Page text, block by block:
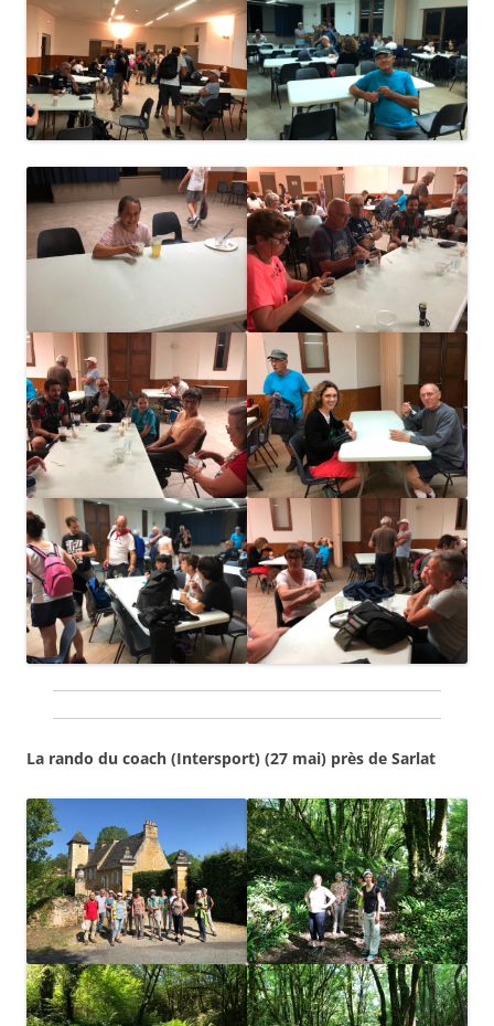
La rando du coach (Intersport) (27 mai) près de Sarlat